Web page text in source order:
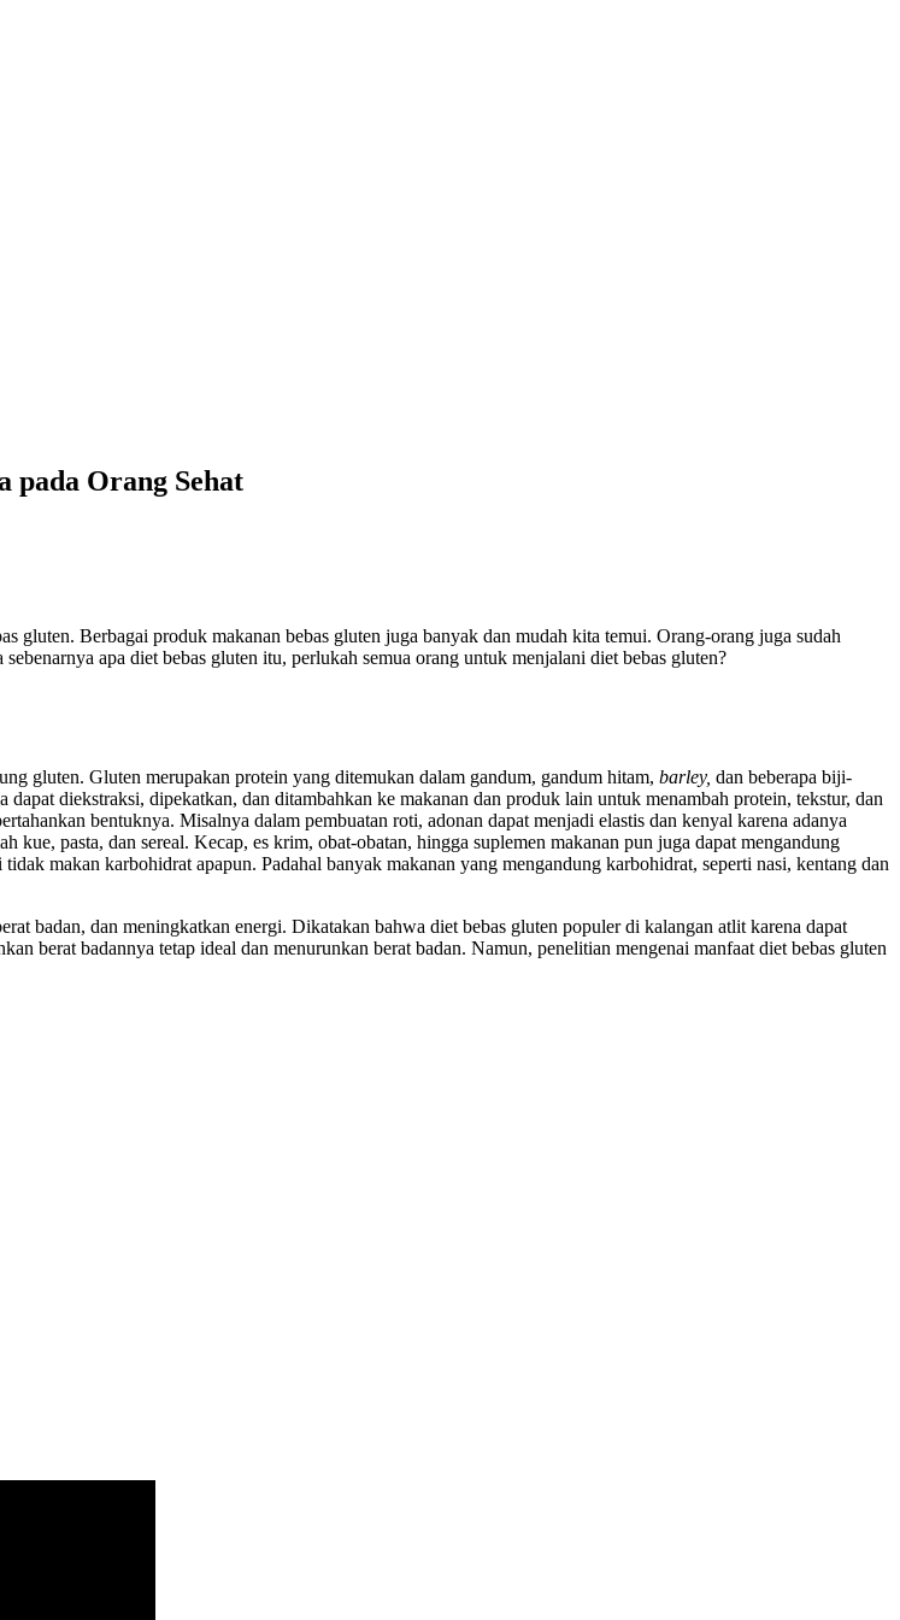
pada Orang Sehat
gluten. Berbagai produk makanan bebas gluten juga banyak dan mudah kita temui. Orang-orang juga sudah
apa diet bebas gluten itu, perlukah semua orang untuk menjalani diet bebas gluten?
gluten. Gluten merupakan protein yang ditemukan dalam gandum, gandum hitam, barley, dan beberapa biji-
diekstraksi, dipekatkan, dan ditambahkan ke makanan dan produk lain untuk menambah protein, tekstur, dan
bentuknya. Misalnya dalam pembuatan roti, adonan dapat menjadi elastis dan kenyal karena adanya
pasta, dan sereal. Kecap, es krim, obat-obatan, hingga suplemen makanan pun juga dapat mengandung
makan karbohidrat apapun. Padahal banyak makanan yang mengandung karbohidrat, seperti nasi, kentang dan
badan, dan meningkatkan energi. Dikatakan bahwa diet bebas gluten populer di kalangan atlit karena dapat
berat badannya tetap ideal dan menurunkan berat badan. Namun, penelitian mengenai manfaat diet bebas gluten